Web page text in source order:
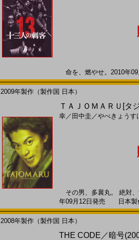
命を、燃やせ。2010年
2009年製作（製作国 日本）
ＴＡＪＯＭＡＲＵ[タ
幸／ 田中圭 ／やべきょうす
その男、多襄丸。 絶対
年09月12日発売 日本製
2008年製作（製作国 日本）
THE CODE／暗号